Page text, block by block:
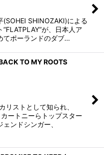
(SOHEI SHINOZAKI)による
が、日本人ア
てポーランドのダブ…
TO MY ROOTS
リストとして知られ、
ートニーらトップスター
ンドシンガー、